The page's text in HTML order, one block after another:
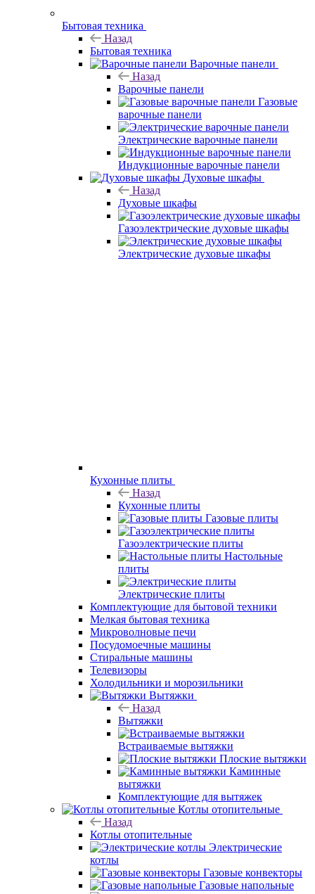
Бытовая техника
Назад
Бытовая техника
Варочные панели
Назад
Варочные панели
Газовые
варочные панели
Электрические варочные панели
Индукционные варочные панели
Духовые шкафы
Назад
Духовые шкафы
Газоэлектрические духовые шкафы
Электрические духовые шкафы
Кухонные плиты
Назад
Кухонные плиты
Газовые плиты
Газоэлектрические плиты
Настольные
плиты
Электрические плиты
Комплектующие для бытовой техники
Мелкая бытовая техника
Микроволновые печи
Посудомоечные машины
Стиральные машины
Телевизоры
Холодильники и морозильники
Вытяжки
Назад
Вытяжки
Встраиваемые вытяжки
Плоские вытяжки
Каминные
вытяжки
Комплектующие для вытяжек
Котлы отопительные
Назад
Котлы отопительные
Электрические
котлы
Газовые конвекторы
Газовые напольные